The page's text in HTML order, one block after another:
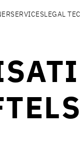
SERVICESLEGAL